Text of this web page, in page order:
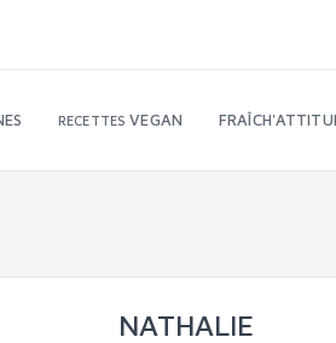
RECETTESVEGAN
NATHALIE